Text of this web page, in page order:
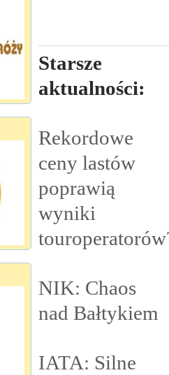
Starsze
aktualności:
Rekordowe
ceny lastów
poprawią
wyniki
NIK: Chaos
nad Bałtykiem
IATA: Silne